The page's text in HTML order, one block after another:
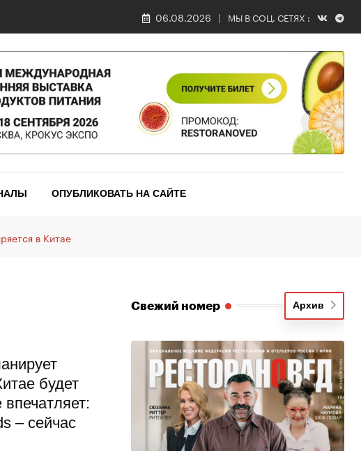
06.08.2026 МЫ В СОЦ. СЕТЯХ :
ОПУБЛИКОВАТЬ НА САЙТЕ
в Китае
будет
– сейчас
Свежий номер Архив